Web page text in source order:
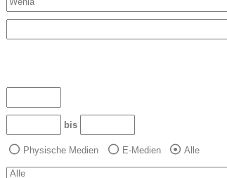
bis
Physische Medien E-Medien Alle